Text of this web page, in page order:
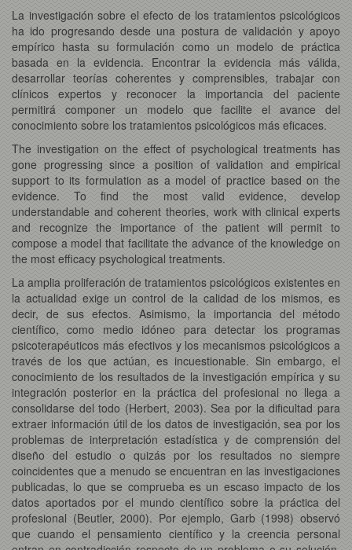
La investigación sobre el efecto de los tratamientos psicológicos
ha ido progresando desde una postura de validación y apoyo
empírico hasta su formulación como un modelo de práctica
basada en la evidencia. Encontrar la evidencia más válida,
desarrollar teorías coherentes y comprensibles, trabajar con
clínicos expertos y reconocer la importancia del paciente
permitirá componer un modelo que facilite el avance del
conocimiento sobre los tratamientos psicológicos más eficaces.
The investigation on the effect of psychological treatments has
gone progressing since a position of validation and empirical
support to its formulation as a model of practice based on the
evidence. To find the most valid evidence, develop
understandable and coherent theories, work with clinical experts
and recognize the importance of the patient will permit to
compose a model that facilitate the advance of the knowledge on
the most efficacy psychological treatments.
La amplia proliferación de tratamientos psicológicos existentes en
la actualidad exige un control de la calidad de los mismos, es
decir, de sus efectos. Asimismo, la importancia del método
científico, como medio idóneo para detectar los programas
psicoterapéuticos más efectivos y los mecanismos psicológicos a
través de los que actúan, es incuestionable. Sin embargo, el
conocimiento de los resultados de la investigación empírica y su
integración posterior en la práctica del profesional no llega a
consolidarse del todo (Herbert, 2003). Sea por la dificultad para
extraer información útil de los datos de investigación, sea por los
problemas de interpretación estadística y de comprensión del
diseño del estudio o quizás por los resultados no siempre
coincidentes que a menudo se encuentran en las investigaciones
publicadas, lo que se comprueba es un escaso impacto de los
datos aportados por el mundo científico sobre la práctica del
profesional (Beutler, 2000). Por ejemplo, Garb (1998) observó
que cuando el pensamiento científico y la creencia personal